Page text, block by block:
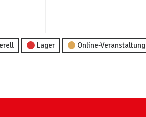
Lager Online-Veranstaltung